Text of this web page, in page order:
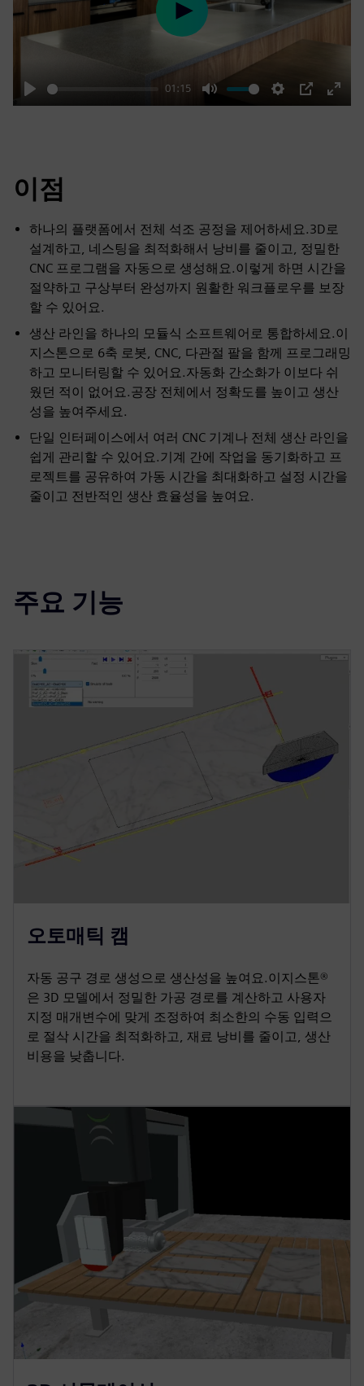
Play
01:15
Mute Settings
PIP
Enter
Play
이점
하나의 플랫폼에서 전체 석조 공정을 제어하세요.3D로
설계하고, 네스팅을 최적화해서 낭비를 줄이고, 정밀한
CNC 프로그램을 자동으로 생성해요.이렇게 하면 시간을
절약하고 구상부터 완성까지 원활한 워크플로우를 보장
할 수 있어요.
생산 라인을 하나의 모듈식 소프트웨어로 통합하세요.이
지스톤으로 6축 로봇, CNC, 다관절 팔을 함께 프로그래밍
하고 모니터링할 수 있어요.자동화 간소화가 이보다 쉬
웠던 적이 없어요.공장 전체에서 정확도를 높이고 생산
성을 높여주세요.
단일 인터페이스에서 여러 CNC 기계나 전체 생산 라인을
쉽게 관리할 수 있어요.기계 간에 작업을 동기화하고 프
로젝트를 공유하여 가동 시간을 최대화하고 설정 시간을
줄이고 전반적인 생산 효율성을 높여요.
주요 기능
오토매틱 캠
자동 공구 경로 생성으로 생산성을 높여요.이지스톤®
은 3D 모델에서 정밀한 가공 경로를 계산하고 사용자
지정 매개변수에 맞게 조정하여 최소한의 수동 입력으
로 절삭 시간을 최적화하고, 재료 낭비를 줄이고, 생산
비용을 낮춥니다.